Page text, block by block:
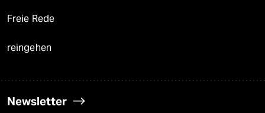
Freie Rede
reingehen
Newsletter